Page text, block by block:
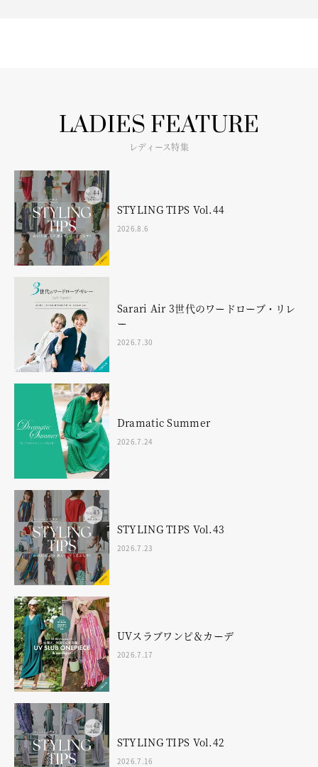
LADIES FEATURE
レディース特集
STYLING TIPS Vol.44
2026.8.6
Sarari Air 3世代のワードローブ・リレ
ー
2026.7.30
Dramatic Summer
2026.7.24
STYLING TIPS Vol.43
2026.7.23
UVスラブワンピ＆カーデ
2026.7.17
STYLING TIPS Vol.42
2026.7.16